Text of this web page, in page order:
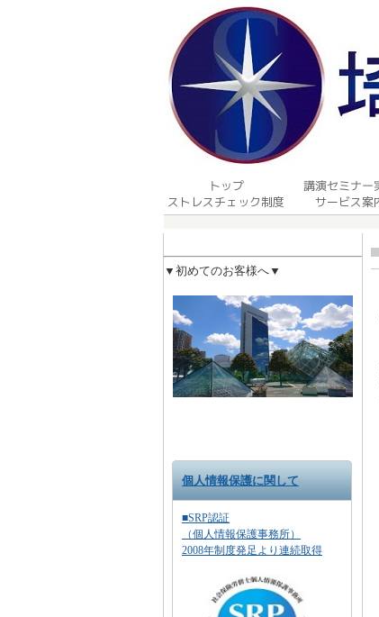
▼初めてのお客様へ▼
個人情報保護に関して
■SRP認証
（個人情報保護事務所）
2008年制度発足より連続取得